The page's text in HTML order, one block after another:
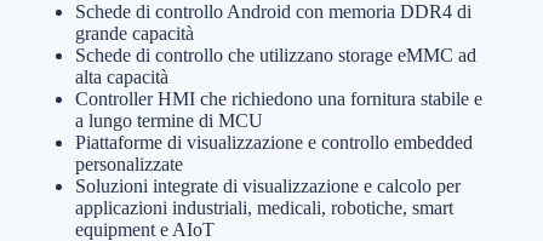
Schede di controllo Android con memoria DDR4 di
grande capacità
Schede di controllo che utilizzano storage eMMC ad
alta capacità
Controller HMI che richiedono una fornitura stabile e
a lungo termine di MCU
Piattaforme di visualizzazione e controllo embedded
personalizzate
Soluzioni integrate di visualizzazione e calcolo per
applicazioni industriali, medicali, robotiche, smart
equipment e AIoT